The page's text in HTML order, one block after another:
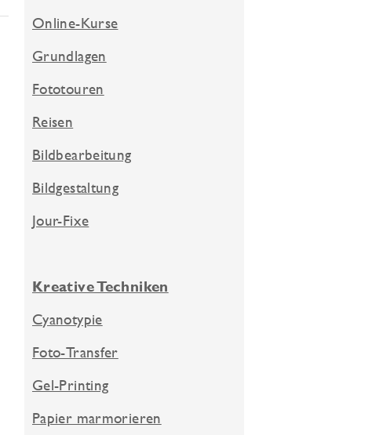
Online-Kurse
Grundlagen
Fototouren
Reisen
Bildbearbeitung
Bildgestaltung
Jour-Fixe
Kreative Techniken
Cyanotypie
Foto-Transfer
Gel-Printing
Papier marmorieren